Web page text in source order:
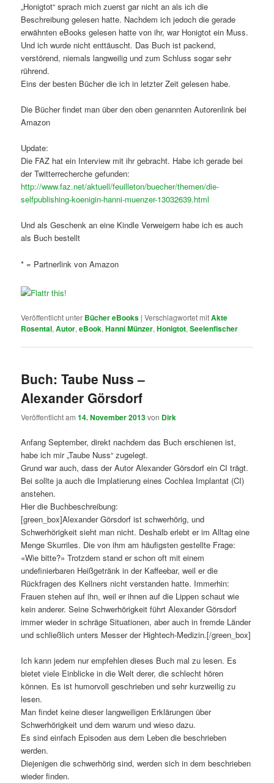
„Honigtot“ sprach mich zuerst gar nicht an als ich die
Beschreibung gelesen hatte. Nachdem ich jedoch die gerade
erwähnten eBooks gelesen hatte von ihr, war Honigtot ein Muss.
Und ich wurde nicht enttäuscht. Das Buch ist packend,
verstörend, niemals langweilig und zum Schluss sogar sehr
rührend.
Eins der besten Bücher die ich in letzter Zeit gelesen habe.
Die Bücher findet man über den oben genannten Autorenlink bei
Amazon
Update:
Die FAZ hat ein Interview mit ihr gebracht. Habe ich gerade bei
der Twitterrecherche gefunden:
http://www.faz.net/aktuell/feuilleton/buecher/themen/die-
selfpublishing-koenigin-hanni-muenzer-13032639.html
Und als Geschenk an eine Kindle Verweigern habe ich es auch
als Buch bestellt
* = Partnerlink von Amazon
Veröffentlicht unter Bücher eBooks |Verschlagwortet mitAkte
Rosental,Autor,eBook,Hanni Münzer,Honigtot,Seelenfischer
Buch: Taube Nuss –
Alexander Görsdorf
Veröffentlicht am14. November 2013von Dirk
Anfang September, direkt nachdem das Buch erschienen ist,
habe ich mir „Taube Nuss“ zugelegt.
Grund war auch, dass der Autor Alexander Görsdorf ein CI trägt.
Bei sollte ja auch die Implatierung eines Cochlea Implantat (CI)
anstehen.
Hier die Buchbeschreibung:
[green_box]Alexander Görsdorf ist schwerhörig, und
Schwerhörigkeit sieht man nicht. Deshalb erlebt er im Alltag eine
Menge Skurriles. Die von ihm am häufigsten gestellte Frage:
«Wie bitte?» Trotzdem stand er schon oft mit einem
undefinierbaren Heißgetränk in der Kaffeebar, weil er die
Rückfragen des Kellners nicht verstanden hatte. Immerhin:
Frauen stehen auf ihn, weil er ihnen auf die Lippen schaut wie
kein anderer. Seine Schwerhörigkeit führt Alexander Görsdorf
immer wieder in schräge Situationen, aber auch in fremde Länder
und schließlich unters Messer der Hightech-Medizin.[/green_box]
Ich kann jedem nur empfehlen dieses Buch mal zu lesen. Es
bietet viele Einblicke in die Welt derer, die schlecht hören
können. Es ist humorvoll geschrieben und sehr kurzweilig zu
lesen.
Man findet keine dieser langweiligen Erklärungen über
Schwerhörigkeit und dem warum und wieso dazu.
Es sind einfach Episoden aus dem Leben die beschrieben
werden.
Diejenigen die schwerhörig sind, werden sich in dem beschrieben
wieder finden.